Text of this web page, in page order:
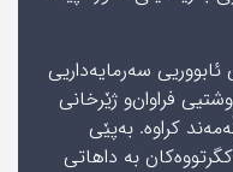
سەرمایەداریی
فراوان‌و ژێرخانی
کراوە. بەپێی
بە داھاتی